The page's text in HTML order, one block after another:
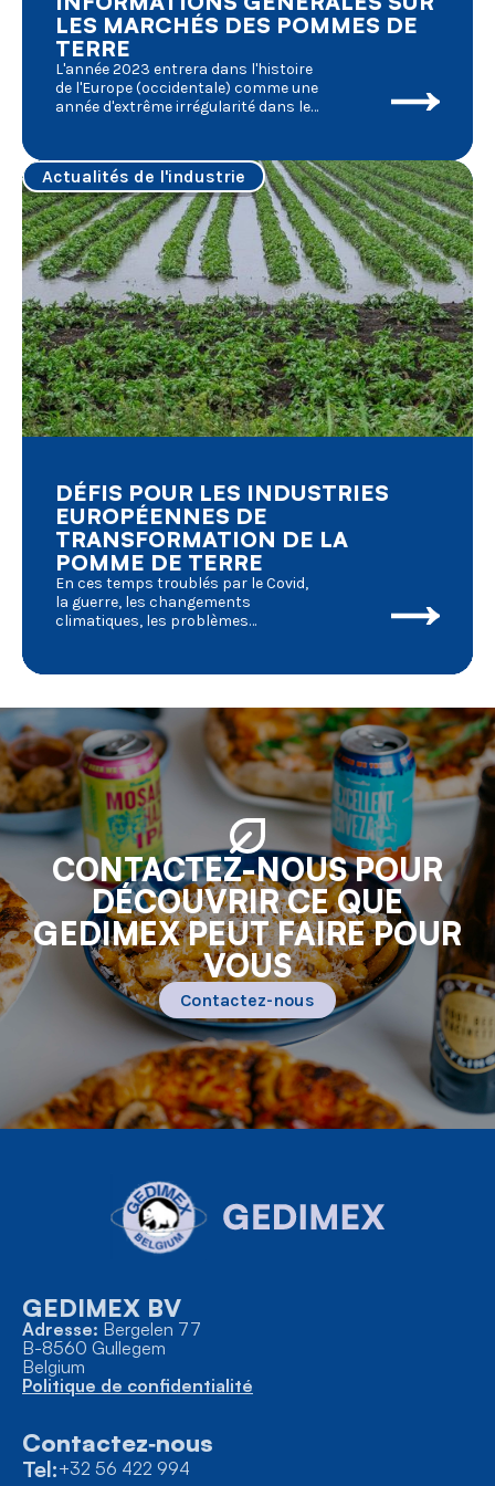
LES MARCHÉS DES POMMES DE
TERRE
L'année 2023 entrera dans l'histoire
de l'Europe (occidentale) comme une
année d'extrême irrégularité dans les
très important dans les fluctuations
de la conjoncture du marché, dont
nous donnons un bref résumé :
Actualités de l'industrie
DÉFIS POUR LES INDUSTRIES
EUROPÉENNES DE
TRANSFORMATION DE LA
POMME DE TERRE
En ces temps troublés par le Covid,
la guerre, les changements
climatiques, les problèmes
quotidienne, nous devrions examiner
l'agriculture en général et la
transformation de la pomme de terre
en particulier. Où en sommes-nous et
où allons-nous aller ?
CONTACTEZ-NOUS POUR
DÉCOUVRIR CE QUE
GEDIMEX PEUT FAIRE POUR
VOUS
Contactez-nous
GEDIMEX BV
Adresse: Bergelen 77
B-8560 Gullegem
Belgium
Politique de confidentialité
Contactez‑nous
Tel:+32 56 422 994